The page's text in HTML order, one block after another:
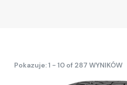
Pokazuje: 1 - 10 of 287 WYNIKÓW